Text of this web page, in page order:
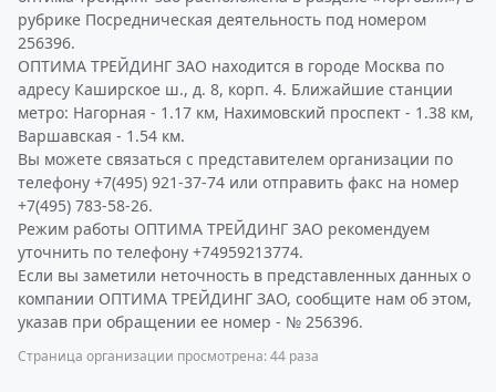
рубрике Посредническая деятельность под номером
256396.
ОПТИМА ТРЕЙДИНГ ЗАО находится в городе Москва по
адресу Каширское ш., д. 8, корп. 4. Ближайшие станции
метро: Нагорная - 1.17 км, Нахимовский проспект - 1.38 км,
Варшавская - 1.54 км.
Вы можете связаться с представителем организации по
телефону +7(495) 921-37-74 или отправить факс на номер
+7(495) 783-58-26.
Режим работы ОПТИМА ТРЕЙДИНГ ЗАО рекомендуем
уточнить по телефону +74959213774.
Если вы заметили неточность в представленных данных о
компании ОПТИМА ТРЕЙДИНГ ЗАО, сообщите нам об этом,
указав при обращении ее номер - № 256396.
Страница организации просмотрена: 44 раза